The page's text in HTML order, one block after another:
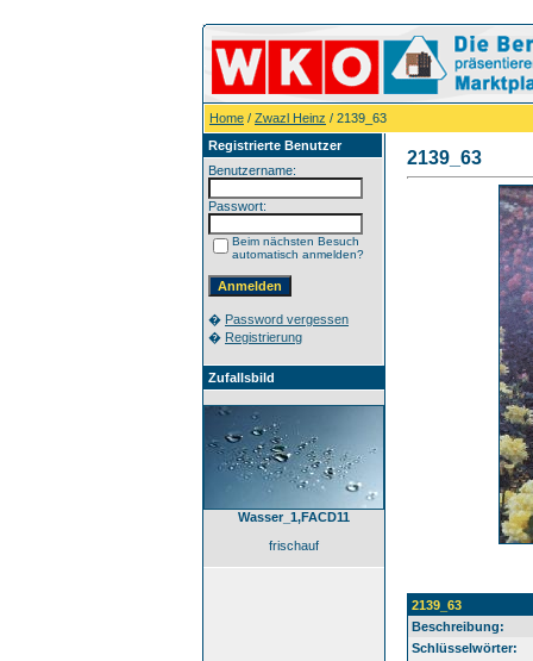
Home / Zwazl Heinz / 2139_63
Registrierte Benutzer
Benutzername:
Passwort:
Beim nächsten Besuch
automatisch anmelden?
� Password vergessen
� Registrierung
Zufallsbild
Wasser_1,FACD11
frischauf
2139_63
2139_63
Beschreibung:
Schlüsselwörter: